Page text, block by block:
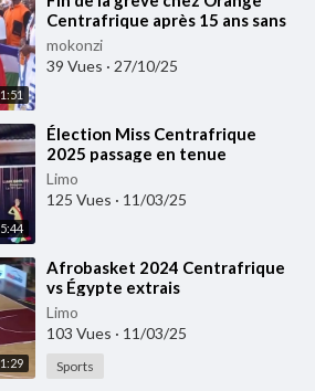
1:51
Centrafrique après 15 ans sans
augmentation de salaire
mokonzi
39 Vues · 27/10/25
5:44
⁣Élection Miss Centrafrique
2025 passage en tenue
traditionnelle des 35 candidates
Limo
125 Vues · 11/03/25
1:29
⁣Afrobasket 2024 Centrafrique
vs Égypte extrais
Limo
103 Vues · 11/03/25
Sports